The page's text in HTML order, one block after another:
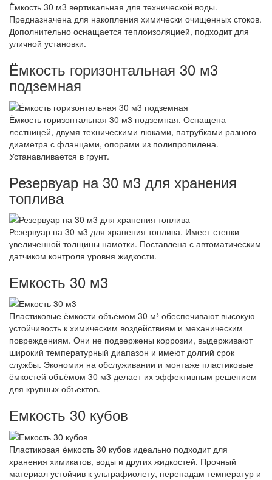
Ёмкость 30 м3 вертикальная для технической воды.
Предназначена для накопления химически очищенных стоков.
Дополнительно оснащается теплоизоляцией, подходит для
уличной установки.
Ёмкость горизонтальная 30 м3
подземная
Ёмкость горизонтальная 30 м3 подземная. Оснащена
лестницей, двумя техническими люками, патрубками разного
диаметра с фланцами, опорами из полипропилена.
Устанавливается в грунт.
Резервуар на 30 м3 для хранения
топлива
Резервуар на 30 м3 для хранения топлива. Имеет стенки
увеличенной толщины намотки. Поставлена с автоматическим
датчиком контроля уровня жидкости.
Емкость 30 м3
Пластиковые ёмкости объёмом 30 м³ обеспечивают высокую
устойчивость к химическим воздействиям и механическим
повреждениям. Они не подвержены коррозии, выдерживают
широкий температурный диапазон и имеют долгий срок
службы. Экономия на обслуживании и монтаже пластиковые
ёмкостей объёмом 30 м3 делает их эффективным решением
для крупных объектов.
Емкость 30 кубов
Пластиковая ёмкость 30 кубов идеально подходит для
хранения химикатов, воды и других жидкостей. Прочный
материал устойчив к ультрафиолету, перепадам температур и